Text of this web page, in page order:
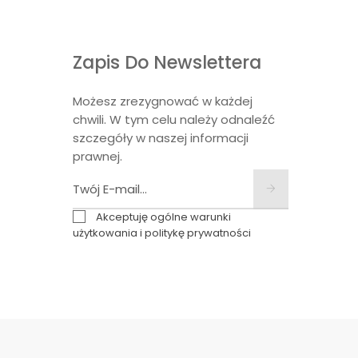
Zapis Do Newslettera
Możesz zrezygnować w każdej
chwili. W tym celu należy odnaleźć
szczegóły w naszej informacji
prawnej.
Akceptuję ogólne warunki
użytkowania i politykę prywatności